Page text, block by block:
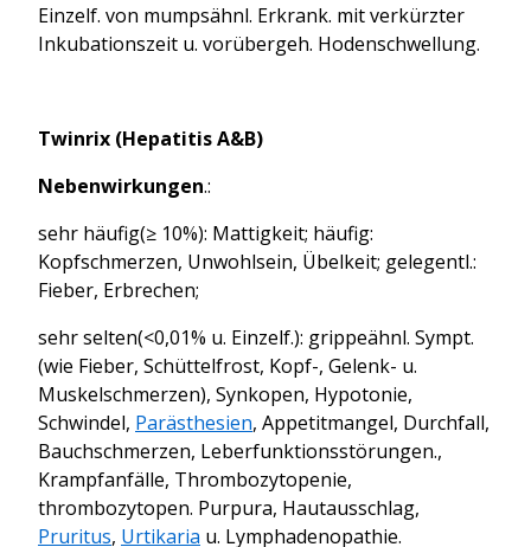
Einzelf. von mumpsähnl. Erkrank. mit verkürzter
Inkubationszeit u. vorübergeh. Hodenschwellung.
Twinrix (Hepatitis A&B)
Nebenwirkungen.:
sehr häufig(≥ 10%): Mattigkeit; häufig:
Kopfschmerzen, Unwohlsein, Übelkeit; gelegentl.:
Fieber, Erbrechen;
sehr selten(<0,01% u. Einzelf.): grippeähnl. Sympt.
(wie Fieber, Schüttelfrost, Kopf-, Gelenk- u.
Muskelschmerzen), Synkopen, Hypotonie,
Schwindel, Parästhesien, Appetitmangel, Durchfall,
Bauchschmerzen, Leberfunktionsstörungen.,
Krampfanfälle, Thrombozytopenie,
thrombozytopen. Purpura, Hautausschlag,
Pruritus, Urtikaria u. Lymphadenopathie.